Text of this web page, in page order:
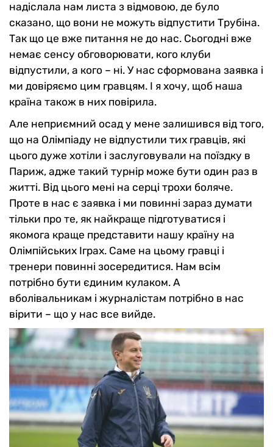
надіслала нам листа з відмовою, де було
сказано, що вони не можуть відпустити Трубіна.
Так що це вже питання не до нас. Сьогодні вже
немає сенсу обговорювати, кого клуби
відпустили, а кого – ні. У нас сформована заявка і
ми довіряємо цим гравцям. І я хочу, щоб наша
країна також в них повірила.
Але неприємний осад у мене залишився від того,
що на Олімпіаду не відпустили тих гравців, які
цього дуже хотіли і заслуговували на поїздку в
Париж, адже такий турнір може бути один раз в
житті. Від цього мені на серці трохи боляче.
Проте в нас є заявка і ми повинні зараз думати
тільки про те, як найкраще підготуватися і
якомога краще представити нашу країну на
Олімпійських Іграх. Саме на цьому гравці і
тренери повинні зосередитися. Нам всім
потрібно бути єдиним кулаком. А
вболівальникам і журналістам потрібно в нас
вірити – що у нас все вийде.